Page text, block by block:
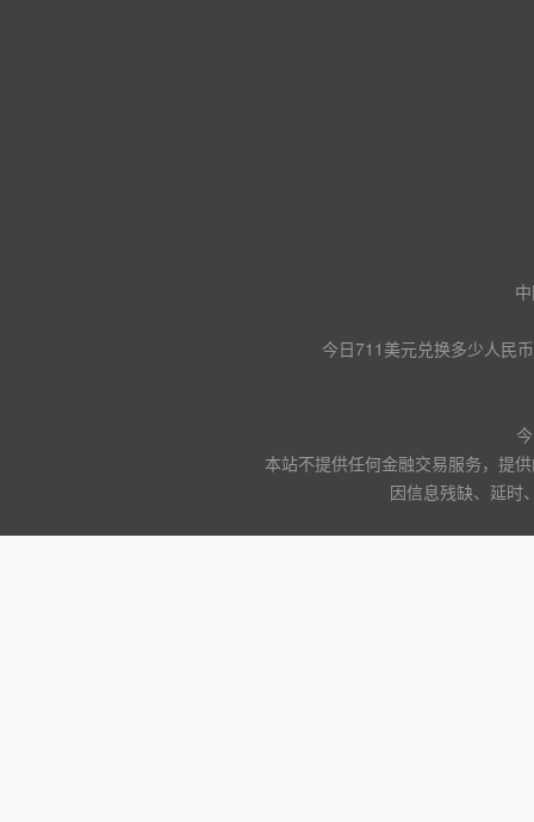
今日711美元兑换多少人民
本站不提供任何金融交易服务，提
因信息残缺、延时